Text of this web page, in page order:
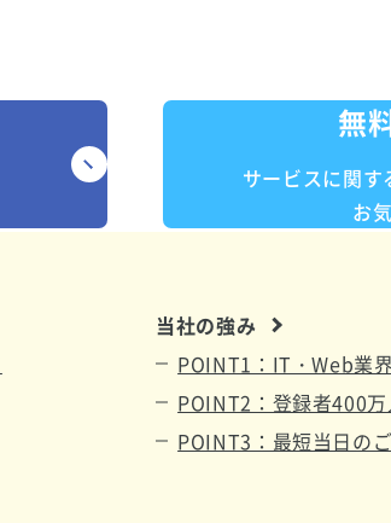
無
サービスに関す
お
当社の強み
POINT1：IT・Web業
POINT2：登録者400万
POINT3：最短当日の